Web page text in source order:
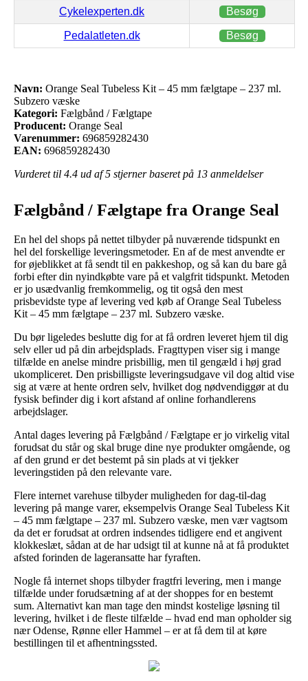
Cykelexperten.dk Besøg
Pedalatleten.dk Besøg
Navn: Orange Seal Tubeless Kit – 45 mm fælgtape – 237 ml.
Subzero væske
Kategori: Fælgbånd / Fælgtape
Producent: Orange Seal
Varenummer: 696859282430
EAN: 696859282430
Vurderet til 4.4 ud af 5 stjerner baseret på 13 anmeldelser
Fælgbånd / Fælgtape fra Orange Seal
En hel del shops på nettet tilbyder på nuværende tidspunkt en
hel del forskellige leveringsmetoder. En af de mest anvendte er
for øjeblikket at få sendt til en pakkeshop, og så kan du bare gå
forbi efter din nyindkøbte vare på et valgfrit tidspunkt. Metoden
er jo usædvanlig fremkommelig, og tit også den mest
prisbevidste type af levering ved køb af Orange Seal Tubeless
Kit – 45 mm fælgtape – 237 ml. Subzero væske.
Du bør ligeledes beslutte dig for at få ordren leveret hjem til dig
selv eller ud på din arbejdsplads. Fragttypen viser sig i mange
tilfælde en anelse mindre prisbillig, men til gengæld i høj grad
ukompliceret. Den prisbilligste leveringsudgave vil dog altid vise
sig at være at hente ordren selv, hvilket dog nødvendiggør at du
fysisk befinder dig i kort afstand af online forhandlerens
arbejdslager.
Antal dages levering på Fælgbånd / Fælgtape er jo virkelig vital
forudsat du står og skal bruge dine nye produkter omgående, og
af den grund er det bestemt på sin plads at vi tjekker
leveringstiden på den relevante vare.
Flere internet varehuse tilbyder muligheden for dag-til-dag
levering på mange varer, eksempelvis Orange Seal Tubeless Kit
– 45 mm fælgtape – 237 ml. Subzero væske, men vær vagtsom
da det er forudsat at ordren indsendes tidligere end et angivent
klokkeslæt, sådan at de har udsigt til at kunne nå at få produktet
afsted forinden de lageransatte har fyraften.
Nogle få internet shops tilbyder fragtfri levering, men i mange
tilfælde under forudsætning af at der shoppes for en bestemt
sum. Alternativt kan man tage den mindst kostelige løsning til
levering, hvilket i de fleste tilfælde – hvad end man opholder sig
nær Odense, Rønne eller Hammel – er at få dem til at køre
bestillingen til et afhentningssted.